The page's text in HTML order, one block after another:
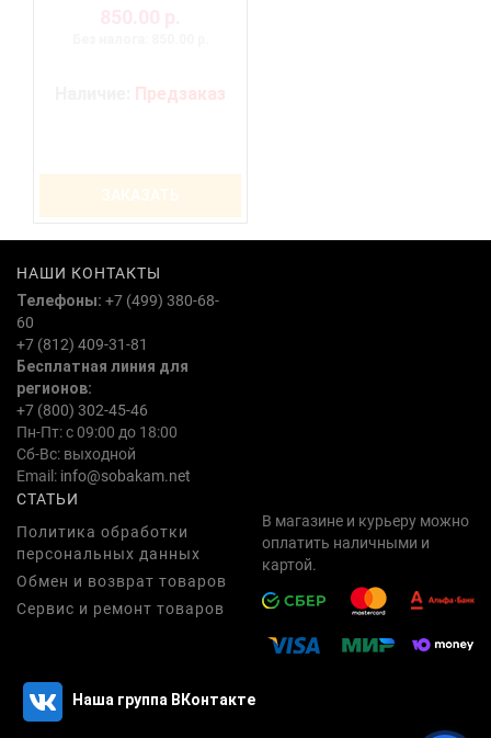
Предзаказ
ЗАКАЗАТЬ
НАШИ КОНТАКТЫ
Телефоны: +7 (499) 380-68-
60
+7 (812) 409-31-81
Бесплатная линия для
регионов:
+7 (800) 302-45-46
Пн-Пт: с 09:00 до 18:00
Сб-Вс: выходной
Email: info@sobakam.net
СТАТЬИ
Политика обработки
персональных данных
Обмен и возврат товаров
Сервис и ремонт товаров
В магазине и курьеру можно
оплатить наличными и
картой.
Наша группа ВКонтакте